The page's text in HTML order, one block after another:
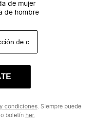
de mujer
de hombre
condiciones. Siempre puede
boletín her.